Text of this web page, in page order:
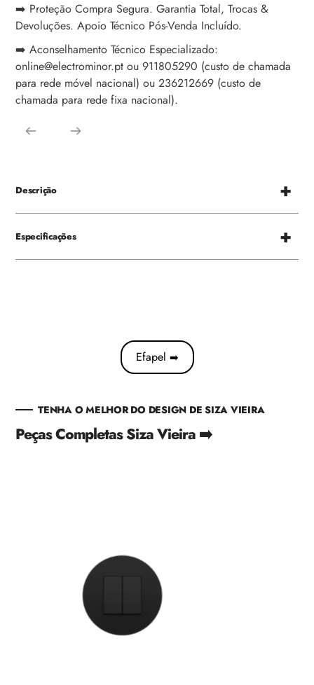
➡️ Proteção Compra Segura. Garantia Total, Trocas &
Devoluções. Apoio Técnico Pós-Venda Incluído.
➡️ Aconselhamento Técnico Especializado:
online@electrominor.pt ou 911805290 (custo de chamada
para rede móvel nacional) ou 236212669 (custo de
chamada para rede fixa nacional).
Descrição
Especificações
Efapel ➡️
TENHA O MELHOR DO DESIGN DE SIZA VIEIRA
Peças Completas Siza Vieira ➡️